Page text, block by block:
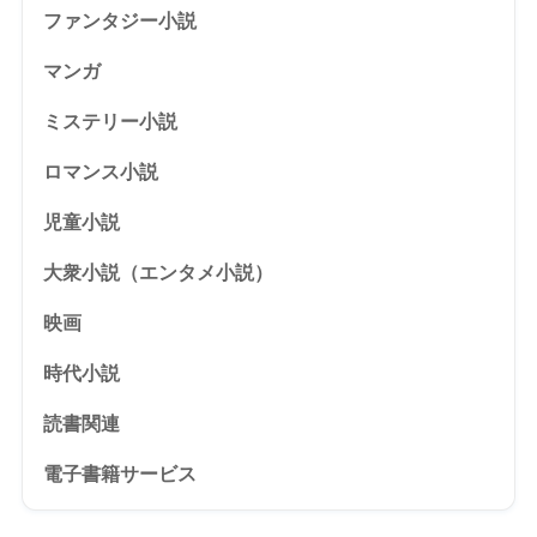
ファンタジー小説
マンガ
ミステリー小説
ロマンス小説
児童小説
大衆小説（エンタメ小説）
映画
時代小説
読書関連
電子書籍サービス